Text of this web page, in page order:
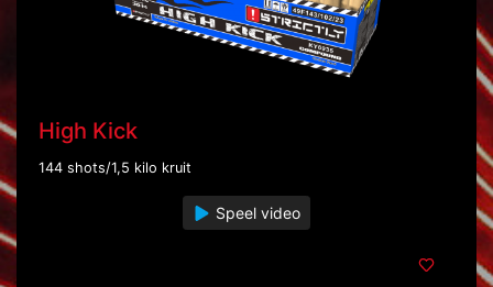
High Kick
144 shots/1,5 kilo kruit
Speel video